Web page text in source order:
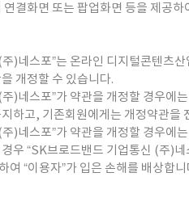
결화면 또는 팝업화면 등을 제공하
)네스포”는 온라인 디지털콘텐츠
개정할 수 있습니다.
)네스포”가 약관을 개정할 경우에
하고, 기존회원에게는 개정약관을
)네스포”가 약관을 개정할 경우에
우 “SK브로드밴드 기업통신 (주)
여 “이용자”가 입은 손해를 배상합니